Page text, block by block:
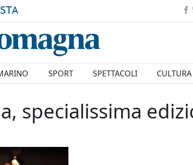
SPORT SPETTACOLI CULTURA
specialissima